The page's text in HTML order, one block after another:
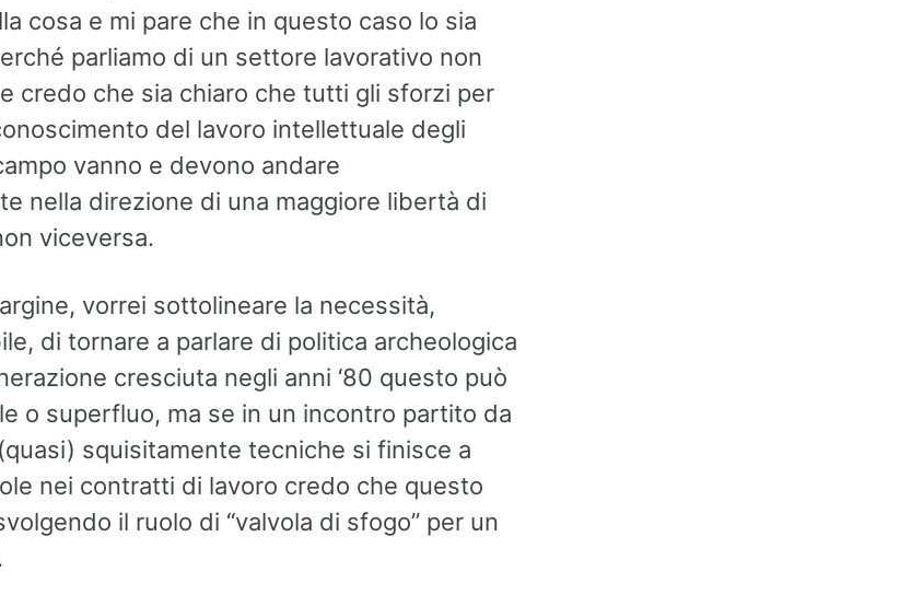
cosa e mi pare che in questo caso lo sia
parliamo di un settore lavorativo non
credo che sia chiaro che tutti gli sforzi per
del lavoro intellettuale degli
vanno e devono andare
nella direzione di una maggiore libertà di
viceversa.
vorrei sottolineare la necessità,
di tornare a parlare di politica archeologica
cresciuta negli anni ‘80 questo può
o superfluo, ma se in un incontro partito da
squisitamente tecniche si finisce a
nei contratti di lavoro credo che questo
il ruolo di “valvola di sfogo” per un